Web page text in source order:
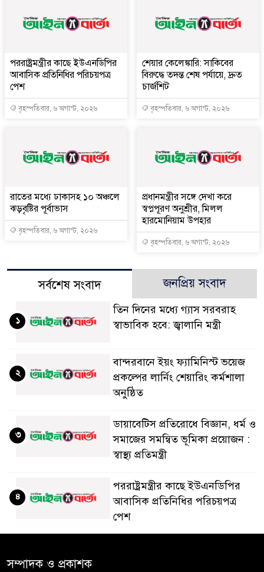
পররাষ্ট্রমন্ত্রীর কা‌ছে ইউএনডিপির
আবাসিক প্রতিনিধির পরিচয়পত্র
পেশ
বৃহস্পতিবার, ৬ অগাস্ট, ২০২৬
শেয়ার কেলেঙ্কারি: সাকিবের
বিরুদ্ধে তদন্ত শেষ পর্যায়ে, দ্রুত
চার্জশিট
বৃহস্পতিবার, ৬ অগাস্ট, ২০২৬
রাতের মধ্যে ঢাকাসহ ১০ অঞ্চলে
ঝড়বৃষ্টির পূর্বাভাস
বৃহস্পতিবার, ৬ অগাস্ট, ২০২৬
প্রধানমন্ত্রীর সঙ্গে দেখা করে
স্বপ্নপূরণ অনুশ্রীর, মিলল
হারমোনিয়াম উপহার
বৃহস্পতিবার, ৬ অগাস্ট, ২০২৬
সর্বশেষ সংবাদ জনপ্রিয় সংবাদ
তিন দিনের মধ্যে গ্যাস সরবরাহ
স্বাভাবিক হবে: জ্বালানি মন্ত্রী
১
বান্দরবানে ইয়ং ফ্যামিনিস্ট ভয়েজ
প্রকল্পের লার্নিং শেয়ারিং কর্মশালা
অনুষ্ঠিত
২
ডায়াবেটিস প্রতিরোধে বিজ্ঞান, ধর্ম ও
সমাজের সমন্বিত ভূমিকা প্রয়োজন :
স্বাস্থ্য প্রতিমন্ত্রী
৩
পররাষ্ট্রমন্ত্রীর কা‌ছে ইউএনডিপির
আবাসিক প্রতিনিধির পরিচয়পত্র
পেশ
৪
৫
সম্পাদক ও প্রকাশক